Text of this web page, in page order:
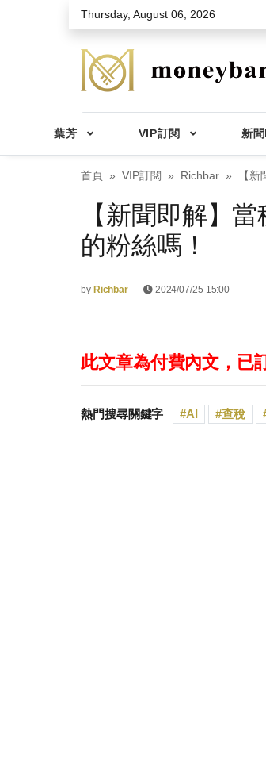
Skip to main contentThursday, August 06, 2026
葉芳 VIP訂閱 新
首頁 VIP訂閱 Richbar 【
【新聞即解】
的粉絲嗎！
by Richbar 2024/07/25 15:00
此文章為付費內文，已
熱門搜尋關鍵字 AI 查稅